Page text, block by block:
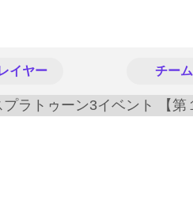
イヤー チーム